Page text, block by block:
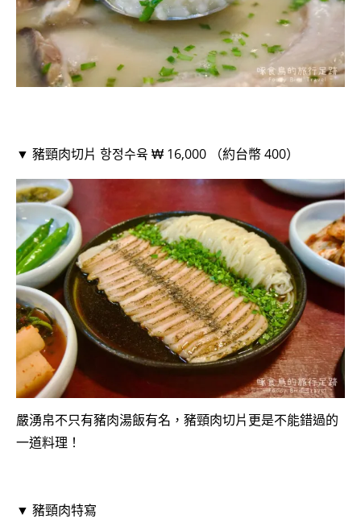
▼ 豬頸肉切片 항정수육 ₩ 16,000 （約台幣 400）
嚴湧帛不只有豬肉湯飯有名，豬頸肉切片更是不能錯過的
一道料理！
▼ 豬頸肉特寫